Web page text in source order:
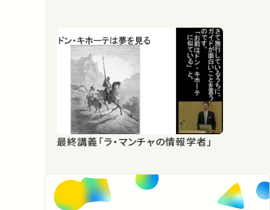
最終講義「ラ・マンチャの情報学者」